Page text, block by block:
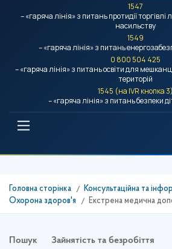
1547
– «гаряча лінія» з питань протидії
насильству
1549
– «гаряча лінія» з питань
0 800 504 425
– «гаряча лінія» з питань освіти для
територій
1545 (на IVR кнопка 3)
– «гаряча лінія» з питань безпеки
Головна сторінка
Консультаційна та
Охорона здоров'я
Екстрена медична
Пошук
Зайнятість та безробіття